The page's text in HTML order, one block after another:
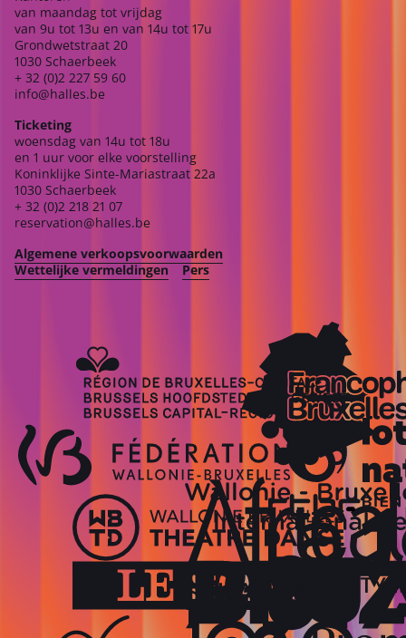
van maandag tot vrijdag
van 9u tot 13u en van 14u tot 17u
Grondwetstraat 20
1030 Schaerbeek
+ 32 (0)2 227 59 60
info@halles.be
Ticketing
woensdag van 14u tot 18u
en 1 uur voor elke voorstelling
Koninklijke Sinte-Mariastraat 22a
1030 Schaerbeek
+ 32 (0)2 218 21 07
reservation@halles.be
Algemene verkoopsvoorwaarden
Wettelijke vermeldingen
Pers